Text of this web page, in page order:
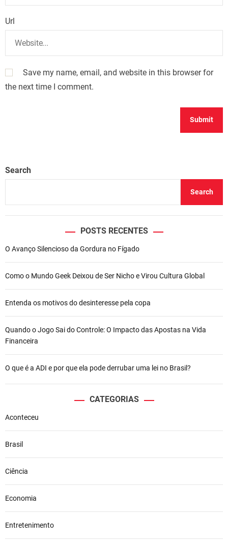
Url
Save my name, email, and website in this browser for
the next time I comment.
Search
Search
POSTS RECENTES
O Avanço Silencioso da Gordura no Fígado
Como o Mundo Geek Deixou de Ser Nicho e Virou Cultura Global
Entenda os motivos do desinteresse pela copa
Quando o Jogo Sai do Controle: O Impacto das Apostas na Vida
Financeira
O que é a ADI e por que ela pode derrubar uma lei no Brasil?
CATEGORIAS
Aconteceu
Brasil
Ciência
Economia
Entretenimento